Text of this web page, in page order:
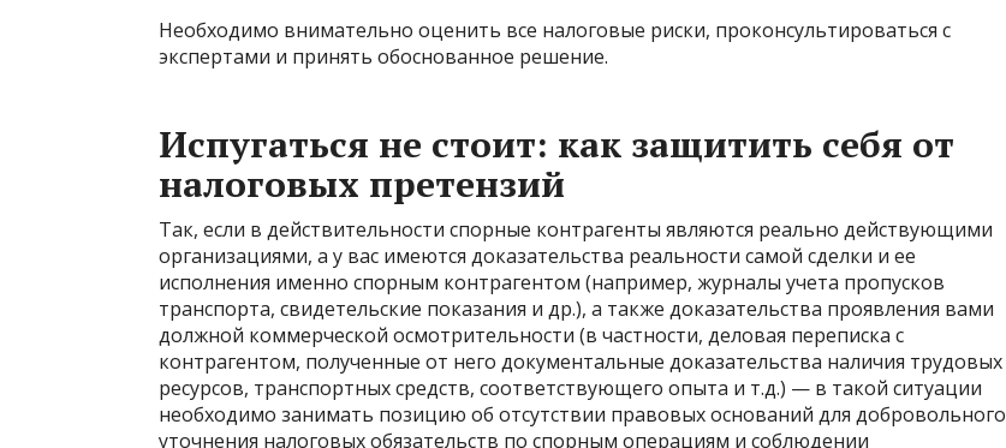
Необходимо внимательно оценить все налоговые риски, проконсультироваться с
экспертами и принять обоснованное решение.
Испугаться не стоит: как защитить себя от
налоговых претензий
Так, если в действительности спорные контрагенты являются реально действующими
организациями, а у вас имеются доказательства реальности самой сделки и ее
исполнения именно спорным контрагентом (например, журналы учета пропусков
транспорта, свидетельские показания и др.), а также доказательства проявления вами
должной коммерческой осмотрительности (в частности, деловая переписка с
контрагентом, полученные от него документальные доказательства наличия трудовых
ресурсов, транспортных средств, соответствующего опыта и т.д.) — в такой ситуации
необходимо занимать позицию об отсутствии правовых оснований для добровольного
уточнения налоговых обязательств по спорным операциям и соблюдении